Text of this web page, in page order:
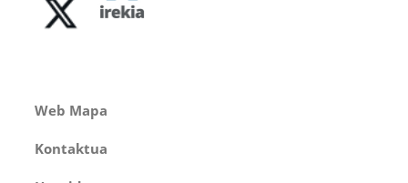
Web Mapa
Kontaktua